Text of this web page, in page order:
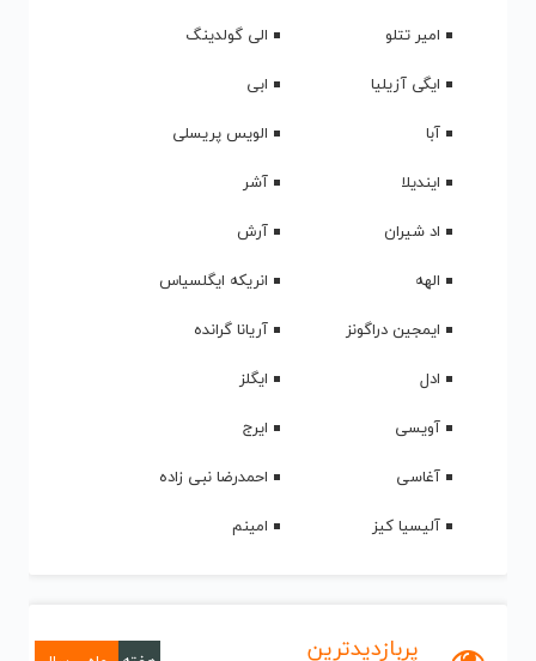
امیر تتلو
الی گولدینگ
ایگی آزیلیا
ابی
آبا
الویس پریسلی
ایندیلا
آشر
اد شیران
آرش
الهه
انریکه ایگلسیاس
ایمجین دراگونز
آریانا گرانده
ادل
ایگلز
آویسی
ایرج
آغاسی
احمدرضا نبی زاده
آلیسیا کیز
امینم
پربازدیدترین